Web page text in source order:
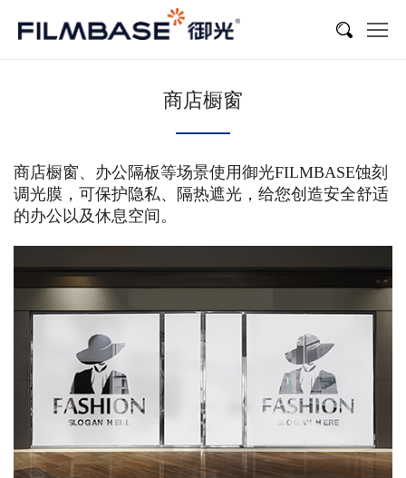
商店橱窗
商店橱窗、办公隔板等场景使用御光FILMBASE蚀刻
调光膜，可保护隐私、隔热遮光，给您创造安全舒适
的办公以及休息空间。